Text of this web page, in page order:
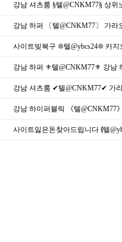
강남 셔츠룸 §텔@CNKM77§ 상
강남 하퍼 〔텔@CNKM77〕 가
사이트빚복구 ❊텔@ybcs24❊ 카
강남 하퍼 ⚜텔@CNKM77⚜ 강남
강남 셔츠룸 ✔텔@CNKM77✔ 가
강남 하이퍼블릭 《텔@CNKM77
사이트잃은돈찾아드립니다 ⦉텔